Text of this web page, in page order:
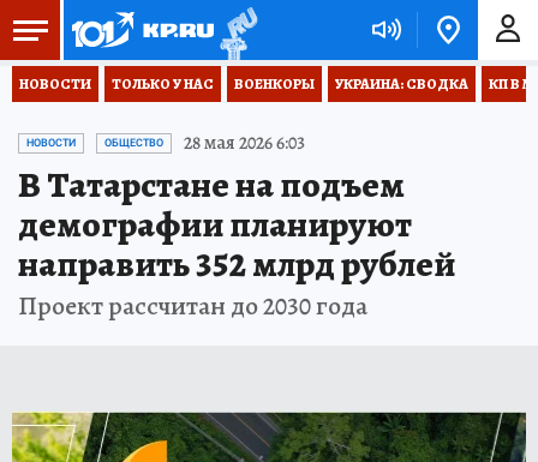
НОВОСТИ ТОЛЬКО У НАС ВОЕНКОРЫ УКРАИНА: СВОДКА КП В
НОВОСТИ ОБЩЕСТВО 28 мая 2026 6:03
В Татарстане на подъем
демографии планируют
направить 352 млрд рублей
Проект рассчитан до 2030 года